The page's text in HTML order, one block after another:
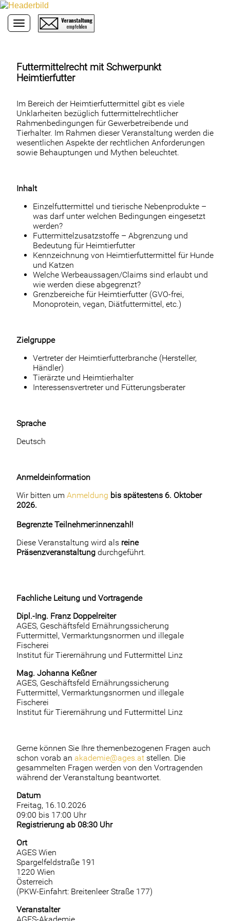
Toggle navigation
Futtermittelrecht mit Schwerpunkt
Heimtierfutter
Im Bereich der Heimtierfuttermittel gibt es viele
Unklarheiten bezüglich futtermittelrechtlicher
Rahmenbedingungen für Gewerbetreibende und
Tierhalter. Im Rahmen dieser Veranstaltung werden die
wesentlichen Aspekte der rechtlichen Anforderungen
sowie Behauptungen und Mythen beleuchtet.
Inhalt
Einzelfuttermittel und tierische Nebenprodukte –
was darf unter welchen Bedingungen eingesetzt
werden?
Futtermittelzusatzstoffe – Abgrenzung und
Bedeutung für Heimtierfutter
Kennzeichnung von Heimtierfuttermittel für Hunde
und Katzen
Welche Werbeaussagen/Claims sind erlaubt und
wie werden diese abgegrenzt?
Grenzbereiche für Heimtierfutter (GVO-frei,
Monoprotein, vegan, Diätfuttermittel, etc.)
Zielgruppe
Vertreter der Heimtierfutterbranche (Hersteller,
Händler)
Tierärzte und Heimtierhalter
Interessensvertreter und Fütterungsberater
Sprache
Deutsch
Anmeldeinformation
Wir bitten um Anmeldung bis spätestens 6. Oktober
2026.
Begrenzte Teilnehmer:innenzahl!
Diese Veranstaltung wird als reine
Präsenzveranstaltung durchgeführt.
Fachliche Leitung und Vortragende
Dipl.-Ing. Franz Doppelreiter
AGES, Geschäftsfeld Ernährungssicherung
Futtermittel, Vermarktungsnormen und illegale
Fischerei
Institut für Tierernährung und Futtermittel Linz
Mag. Johanna Keßner
AGES, Geschäftsfeld Ernährungssicherung
Futtermittel, Vermarktungsnormen und illegale
Fischerei
Institut für Tierernährung und Futtermittel Linz
Gerne können Sie Ihre themenbezogenen Fragen auch
schon vorab an akademie@ages.at stellen. Die
gesammelten Fragen werden von den Vortragenden
während der Veranstaltung beantwortet.
Datum
Freitag, 16.10.2026
09:00 bis 17:00 Uhr
Registrierung ab 08:30 Uhr
Ort
AGES Wien
Spargelfeldstraße 191
1220 Wien
Österreich
(PKW-Einfahrt: Breitenleer Straße 177)
Veranstalter